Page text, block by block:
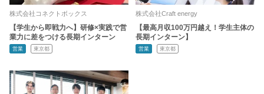
株式会社コネクトボックス
【学生から即戦力へ】研修×実践で営
業力に差をつける長期インターン
営業 東京都
株式会社Craft energy
【最高月収100万円越え！学生主体の
長期インターン】
営業 東京都